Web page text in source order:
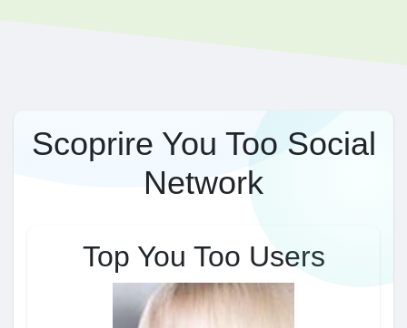
Scoprire You Too Social
Network
Top You Too Users